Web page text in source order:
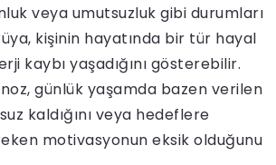
veya umutsuzluk gibi durumları
kişinin hayatında bir tür hayal
kaybı yaşadığını gösterebilir.
günlük yaşamda bazen verilen
kaldığını veya hedeflere
motivasyonun eksik olduğunu